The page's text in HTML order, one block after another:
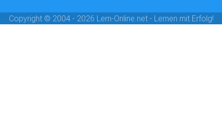
Copyright © 2004 - 2026 Lern-Online.net - Lernen mit Erfolg!